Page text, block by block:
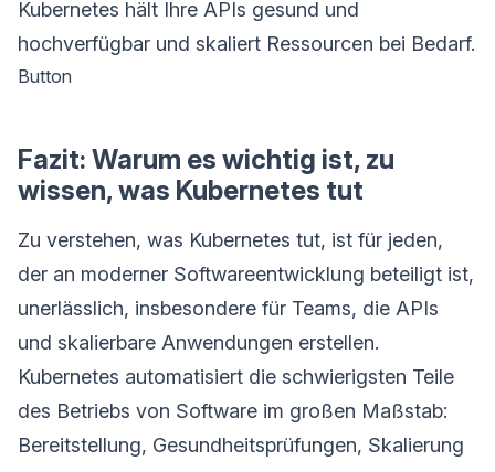
Kubernetes hält Ihre APIs gesund und
hochverfügbar und skaliert Ressourcen bei Bedarf.
Button
Fazit: Warum es wichtig ist, zu
wissen, was Kubernetes tut
Zu verstehen, was Kubernetes tut, ist für jeden,
der an moderner Softwareentwicklung beteiligt ist,
unerlässlich, insbesondere für Teams, die APIs
und skalierbare Anwendungen erstellen.
Kubernetes automatisiert die schwierigsten Teile
des Betriebs von Software im großen Maßstab:
Bereitstellung, Gesundheitsprüfungen, Skalierung